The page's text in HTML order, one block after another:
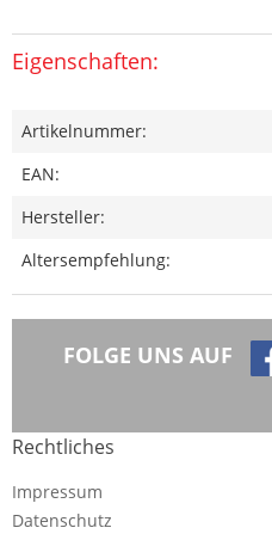
Eigenschaften:
Artikelnummer:
EAN:
Hersteller:
Altersempfehlung:
FOLGE UNS AUF
Rechtliches
Impressum
Datenschutz